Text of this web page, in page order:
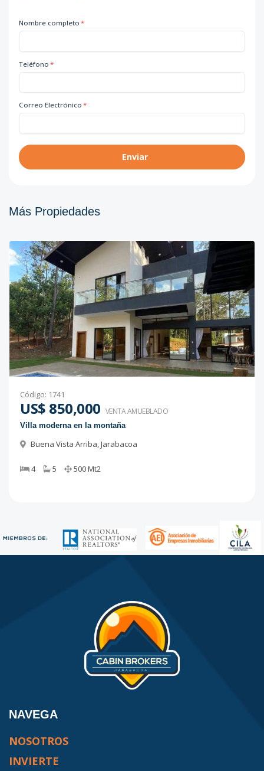
Nombre completo *
Teléfono *
Correo Electrónico *
Enviar
Más Propiedades
Código: 1741
US$ 850,000 VENTA AMUEBLADO
Villa moderna en la montaña
Buena Vista Arriba,Jarabacoa
4 5 500Mt2
NAVEGA
NOSOTROS
INVIERTE